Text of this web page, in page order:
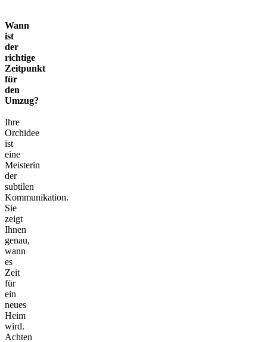
Wann
ist
der
richtige
Zeitpunkt
für
den
Umzug?
Ihre
Orchidee
ist
eine
Meisterin
der
subtilen
Kommunikation.
Sie
zeigt
Ihnen
genau,
wann
es
Zeit
für
ein
neues
Heim
wird.
Achten